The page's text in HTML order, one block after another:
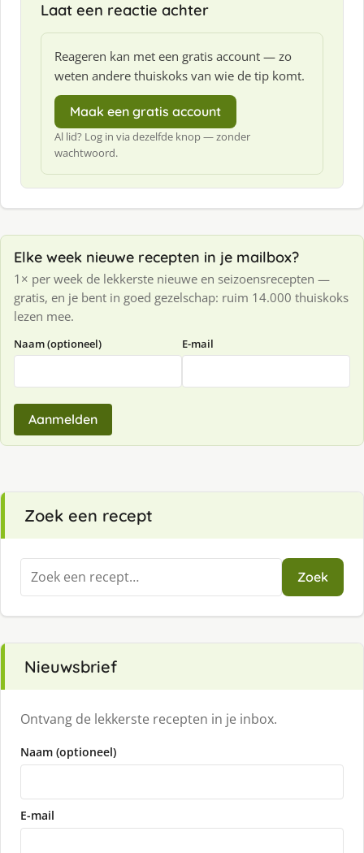
Laat een reactie achter
Reageren kan met een gratis account — zo
weten andere thuiskoks van wie de tip komt.
Maak een gratis account
Al lid? Log in via dezelfde knop — zonder
wachtwoord.
Elke week nieuwe recepten in je mailbox?
1× per week de lekkerste nieuwe en seizoensrecepten —
gratis, en je bent in goed gezelschap: ruim 14.000 thuiskoks
lezen mee.
Naam (optioneel) E-mail
Aanmelden
Zoek een recept
Zoeken
naar:
Zoek
Nieuwsbrief
Ontvang de lekkerste recepten in je inbox.
Naam (optioneel)
E-mail